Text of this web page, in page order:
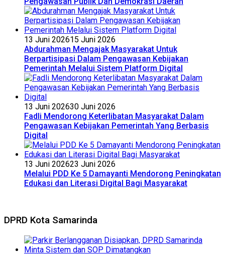
13 Juni 202615 Juni 2026
Abdurahman Mengajak Masyarakat Untuk
Berpartisipasi Dalam Pengawasan Kebijakan
Pemerintah Melalui Sistem Platform Digital
13 Juni 202630 Juni 2026
Fadli Mendorong Keterlibatan Masyarakat Dalam
Pengawasan Kebijakan Pemerintah Yang Berbasis
Digital
13 Juni 202623 Juni 2026
Melalui PDD Ke 5 Damayanti Mendorong Peningkatan
Edukasi dan Literasi Digital Bagi Masyarakat
DPRD Kota Samarinda